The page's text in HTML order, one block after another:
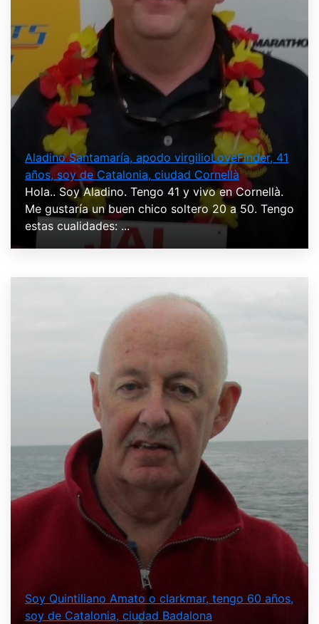
Aladino Santamaría, apodo virgilioLoveFinder, 41
años, soy de Catalonia, ciudad Cornellà
Hola.. Soy Aladino. Tengo 41 y vivo en Cornellà.
Me gustaría un buen chico soltero 20 a 50. Tengo
estas cualidades: ...
Soy Quintiliano Amato o clarkmar, tengo 60 años,
soy de Catalonia, ciudad Badalona